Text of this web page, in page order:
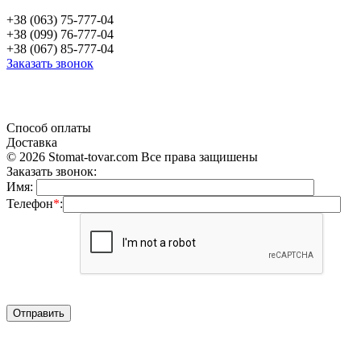
+38 (063) 75-777-04
+38 (099) 76-777-04
+38 (067) 85-777-04
Заказать звонок
Способ оплаты
Доставка
© 2026 Stomat-tovar.com Все права защишены
Заказать звонок:
Имя:
Телефон*: